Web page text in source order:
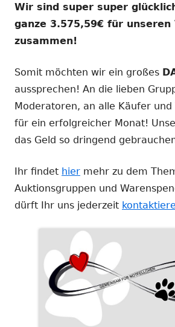
Wir sind super super
ganze 3.575,59€ für unseren
zusammen!
Somit möchten wir ein großes
aussprechen! An die lieben
Moderatoren, an alle Käufer und
für ein erfolgreicher Monat!
das Geld so dringend
Ihr findet hier mehr zu dem
Auktionsgruppen und
dürft Ihr uns jederzeit